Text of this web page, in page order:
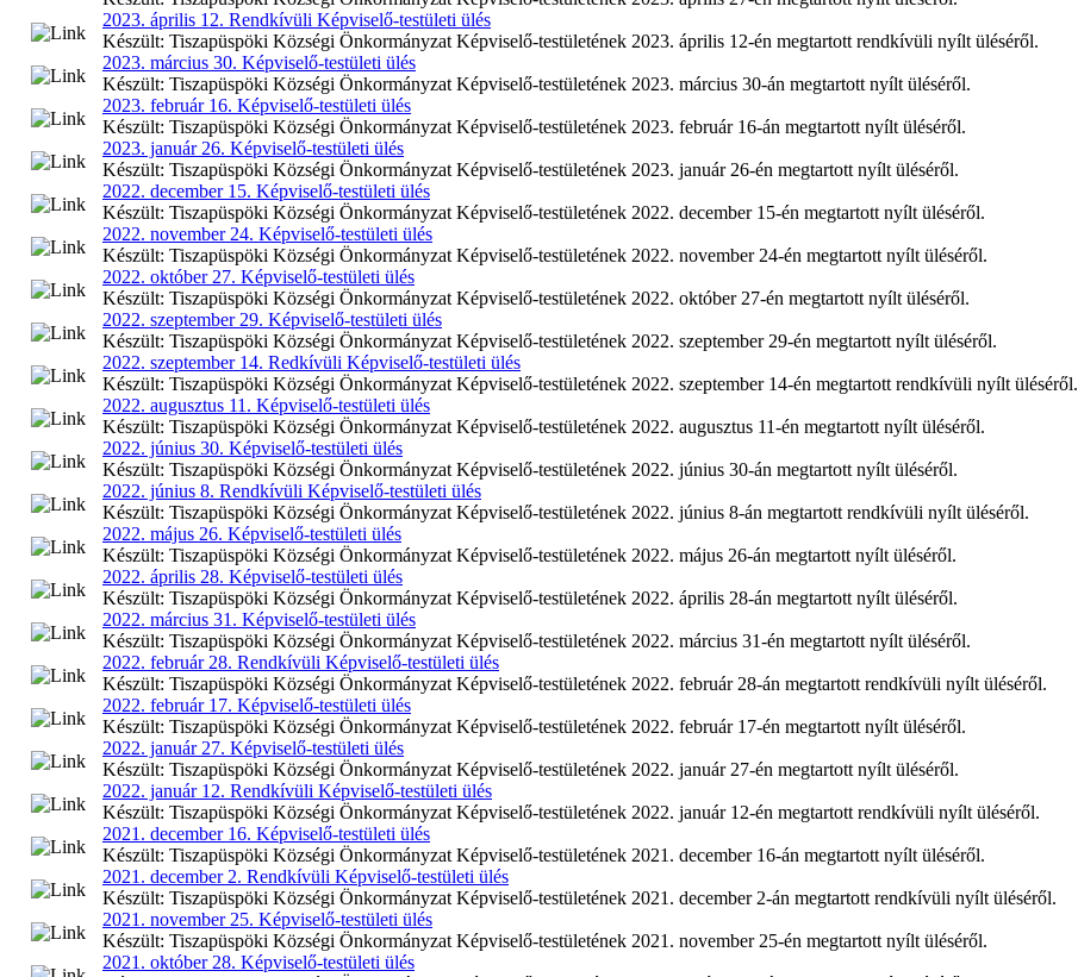
2023. április 12. Rendkívüli Képviselő-testületi ülés
Készült: Tiszapüspöki Községi Önkormányzat Képviselő-testületének 2023. április 12-én megtartott rendkívüli nyílt üléséről.
2023. március 30. Képviselő-testületi ülés
Készült: Tiszapüspöki Községi Önkormányzat Képviselő-testületének 2023. március 30-án megtartott nyílt üléséről.
2023. február 16. Képviselő-testületi ülés
Készült: Tiszapüspöki Községi Önkormányzat Képviselő-testületének 2023. február 16-án megtartott nyílt üléséről.
2023. január 26. Képviselő-testületi ülés
Készült: Tiszapüspöki Községi Önkormányzat Képviselő-testületének 2023. január 26-én megtartott nyílt üléséről.
2022. december 15. Képviselő-testületi ülés
Készült: Tiszapüspöki Községi Önkormányzat Képviselő-testületének 2022. december 15-én megtartott nyílt üléséről.
2022. november 24. Képviselő-testületi ülés
Készült: Tiszapüspöki Községi Önkormányzat Képviselő-testületének 2022. november 24-én megtartott nyílt üléséről.
2022. október 27. Képviselő-testületi ülés
Készült: Tiszapüspöki Községi Önkormányzat Képviselő-testületének 2022. október 27-én megtartott nyílt üléséről.
2022. szeptember 29. Képviselő-testületi ülés
Készült: Tiszapüspöki Községi Önkormányzat Képviselő-testületének 2022. szeptember 29-én megtartott nyílt üléséről.
2022. szeptember 14. Redkívüli Képviselő-testületi ülés
Készült: Tiszapüspöki Községi Önkormányzat Képviselő-testületének 2022. szeptember 14-én megtartott rendkívüli nyílt üléséről.
2022. augusztus 11. Képviselő-testületi ülés
Készült: Tiszapüspöki Községi Önkormányzat Képviselő-testületének 2022. augusztus 11-én megtartott nyílt üléséről.
2022. június 30. Képviselő-testületi ülés
Készült: Tiszapüspöki Községi Önkormányzat Képviselő-testületének 2022. június 30-án megtartott nyílt üléséről.
2022. június 8. Rendkívüli Képviselő-testületi ülés
Készült: Tiszapüspöki Községi Önkormányzat Képviselő-testületének 2022. június 8-án megtartott rendkívüli nyílt üléséről.
2022. május 26. Képviselő-testületi ülés
Készült: Tiszapüspöki Községi Önkormányzat Képviselő-testületének 2022. május 26-án megtartott nyílt üléséről.
2022. április 28. Képviselő-testületi ülés
Készült: Tiszapüspöki Községi Önkormányzat Képviselő-testületének 2022. április 28-án megtartott nyílt üléséről.
2022. március 31. Képviselő-testületi ülés
Készült: Tiszapüspöki Községi Önkormányzat Képviselő-testületének 2022. március 31-én megtartott nyílt üléséről.
2022. február 28. Rendkívüli Képviselő-testületi ülés
Készült: Tiszapüspöki Községi Önkormányzat Képviselő-testületének 2022. február 28-án megtartott rendkívüli nyílt üléséről.
2022. február 17. Képviselő-testületi ülés
Készült: Tiszapüspöki Községi Önkormányzat Képviselő-testületének 2022. február 17-én megtartott nyílt üléséről.
2022. január 27. Képviselő-testületi ülés
Készült: Tiszapüspöki Községi Önkormányzat Képviselő-testületének 2022. január 27-én megtartott nyílt üléséről.
2022. január 12. Rendkívüli Képviselő-testületi ülés
Készült: Tiszapüspöki Községi Önkormányzat Képviselő-testületének 2022. január 12-én megtartott rendkívüli nyílt üléséről.
2021. december 16. Képviselő-testületi ülés
Készült: Tiszapüspöki Községi Önkormányzat Képviselő-testületének 2021. december 16-án megtartott nyílt üléséről.
2021. december 2. Rendkívüli Képviselő-testületi ülés
Készült: Tiszapüspöki Községi Önkormányzat Képviselő-testületének 2021. december 2-án megtartott rendkívüli nyílt üléséről.
2021. november 25. Képviselő-testületi ülés
Készült: Tiszapüspöki Községi Önkormányzat Képviselő-testületének 2021. november 25-én megtartott nyílt üléséről.
2021. október 28. Képviselő-testületi ülés